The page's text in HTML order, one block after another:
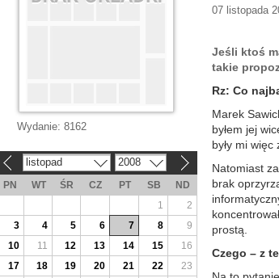
07 listopada
Jeśli ktoś
takie
Rz: Co
Marek
byłem jej
były mi więc
Natomiast
brak
prostą.
Czego – z
Wydanie: 8162
listopad 2008
PN WT ŚR CZ PT SB
ND
1
2
3
4 5 6 7 8
9
10
11 12 13 14 15
16
17
18 19 20 21 22
23